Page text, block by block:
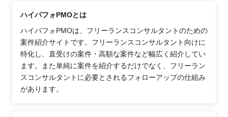
ハイパフォPMOとは
ハイパフォPMOは、フリーランスコンサルタントのための
案件紹介サイトです。フリーランスコンサルタント向けに
特化し、直受けの案件・高額な案件など幅広く紹介してい
ます。また単純に案件を紹介するだけでなく、フリーラン
スコンサルタントに必要とされるフォローアップの仕組み
があります。